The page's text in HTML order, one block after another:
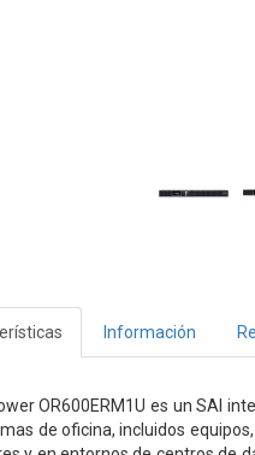
Información
OR600ERM1U es un SAI
de oficina, incluidos